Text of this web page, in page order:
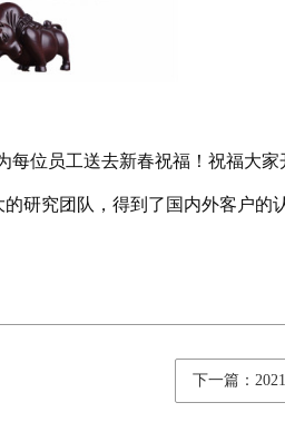
位员工送去新春祝福！祝福大家
研究团队，得到了国内外客户的
下一篇：